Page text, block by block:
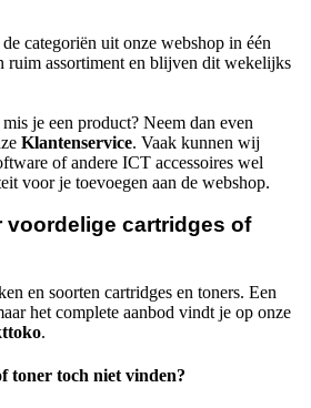
categoriën uit onze webshop in één
ruim assortiment en blijven dit wekelijks
je een product? Neem dan even
Klantenservice. Vaak kunnen wij
of andere ICT accessoires wel
voor je toevoegen aan de webshop.
voordelige cartridges of
en soorten cartridges en toners. Een
het complete aanbod vindt je op onze
.
toner toch niet vinden?